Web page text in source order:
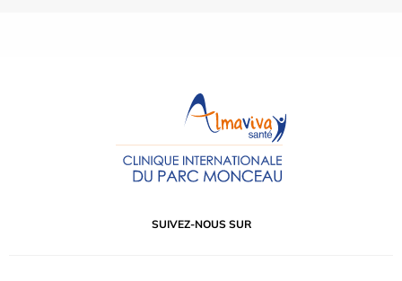
SUIVEZ-NOUS SUR